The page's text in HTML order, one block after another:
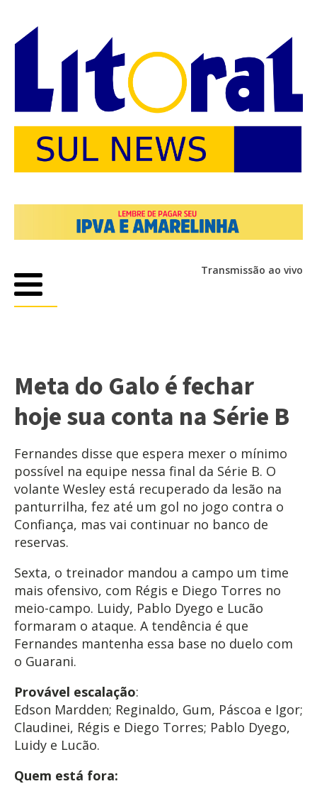
Transmissão ao vivo
Meta do Galo é fechar
hoje sua conta na Série B
Fernandes disse que espera mexer o mínimo
possível na equipe nessa final da Série B. O
volante Wesley está recuperado da lesão na
panturrilha, fez até um gol no jogo contra o
Confiança, mas vai continuar no banco de
reservas.
Sexta, o treinador mandou a campo um time
mais ofensivo, com Régis e Diego Torres no
meio-campo. Luidy, Pablo Dyego e Lucão
formaram o ataque. A tendência é que
Fernandes mantenha essa base no duelo com
o Guarani.
Provável escalação:
Edson Mardden; Reginaldo, Gum, Páscoa e Igor;
Claudinei, Régis e Diego Torres; Pablo Dyego,
Luidy e Lucão.
Quem está fora: